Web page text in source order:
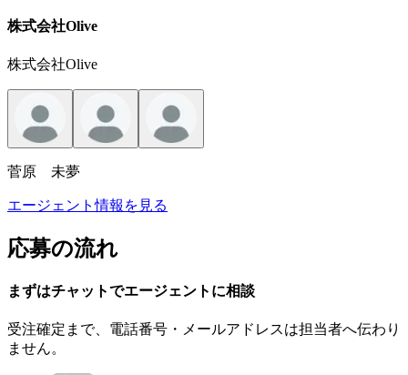
株式会社Olive
株式会社Olive
菅原 未夢
エージェント情報を見る
応募の流れ
まずはチャットでエージェント に相談
受注確定まで、 電話番号・メールアドレスは担当者へ伝わり
ません。